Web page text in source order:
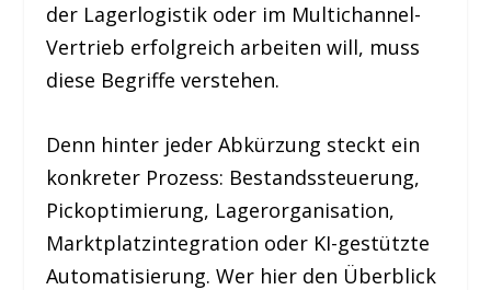
der Lagerlogistik oder im Multichannel-
Vertrieb erfolgreich arbeiten will, muss
diese Begriffe verstehen.
Denn hinter jeder Abkürzung steckt ein
konkreter Prozess: Bestandssteuerung,
Pickoptimierung, Lagerorganisation,
Marktplatzintegration oder KI-gestützte
Automatisierung. Wer hier den Überblick